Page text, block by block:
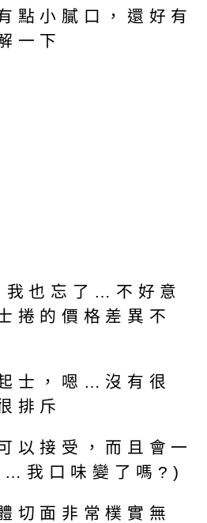
點小膩口，還好有
一下
我也忘了…不好意
捲的價格差異不
士，嗯…沒有很
排斥
以接受，而且會一
我口味變了嗎?)
切面非常樸實無